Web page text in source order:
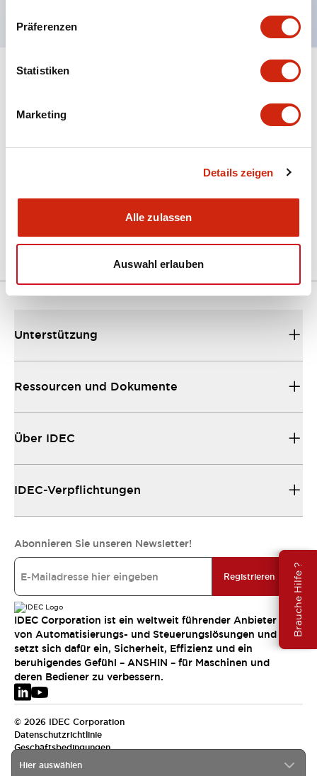
Präferenzen
Statistiken
Marketing
Details zeigen
Alle zulassen
Auswahl erlauben
Brauche Hilfe ?
A Series Catalog
.PDF498.62KB
Hier auswählen
Unterstützung
Ressourcen und Dokumente
Über IDEC
IDEC-Verpflichtungen
Abonnieren Sie unseren Newsletter!
Registrieren
IDEC Corporation ist ein weltweit führender Anbieter
von Automatisierungs- und Steuerungslösungen und
setzt sich dafür ein, Sicherheit, Effizienz und ein
beruhigendes Gefühl – ANSHIN – für Maschinen und
deren Bediener zu verbessern.
© 2026 IDEC Corporation
Datenschutzrichtlinie
Geschäftsbedingungen
EMEA